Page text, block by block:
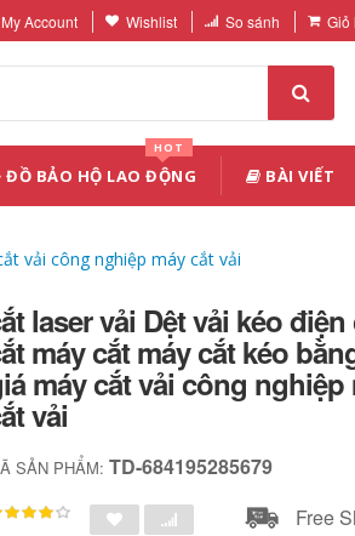
My Account Wishlist So sánh Giỏ
ĐỒ BẢO HỘ LAO ĐỘNG
HOT
BÀI VIẾT
vải công nghiệp máy cắt vải
laser vải Dệt vải kéo
máy cắt máy cắt kéo
máy cắt vải công nghiệp
vải
SẢN PHẨM:TD-684195285679
Free